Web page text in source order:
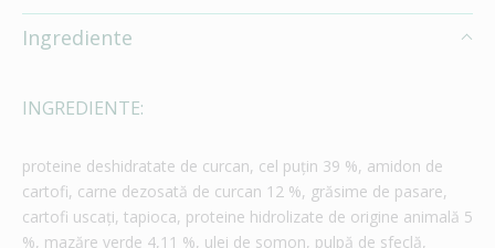
Ingrediente
INGREDIENTE:
proteine deshidratate de curcan, cel puţin 39 %, amidon de
cartofi, carne dezosată de curcan 12 %, grăsime de pasare,
cartofi uscaţi, tapioca, proteine hidrolizate de origine animală 5
%, mazăre verde 4,11 %, ulei de somon, pulpă de sfeclă,